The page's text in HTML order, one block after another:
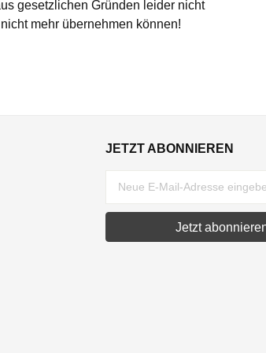
gesetzlichen Gründen leider nicht
mehr übernehmen können!
JETZT ABONNIEREN
Jetzt